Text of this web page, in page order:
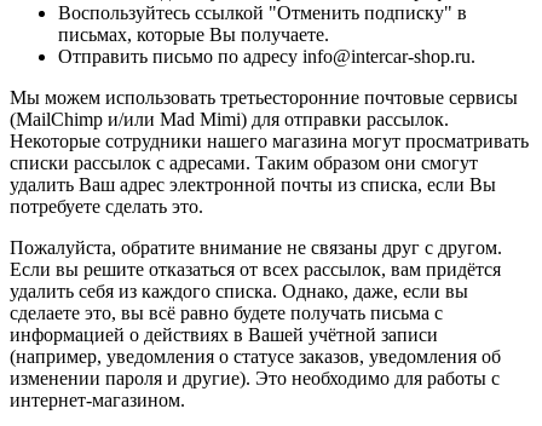
Воспользуйтесь ссылкой "Отменить подписку" в
письмах, которые Вы получаете.
Отправить письмо по адресу info@intercar-shop.ru.
Мы можем использовать третьесторонние почтовые сервисы
(MailChimp и/или Mad Mimi) для отправки рассылок.
Некоторые сотрудники нашего магазина могут просматривать
списки рассылок с адресами. Таким образом они смогут
удалить Ваш адрес электронной почты из списка, если Вы
потребуете сделать это.
Пожалуйста, обратите внимание не связаны друг с другом.
Если вы решите отказаться от всех рассылок, вам придётся
удалить себя из каждого списка. Однако, даже, если вы
сделаете это, вы всё равно будете получать письма с
информацией о действиях в Вашей учётной записи
(например, уведомления о статусе заказов, уведомления об
изменении пароля и другие). Это необходимо для работы с
интернет-магазином.